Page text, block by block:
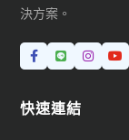
決方案。
快速連結